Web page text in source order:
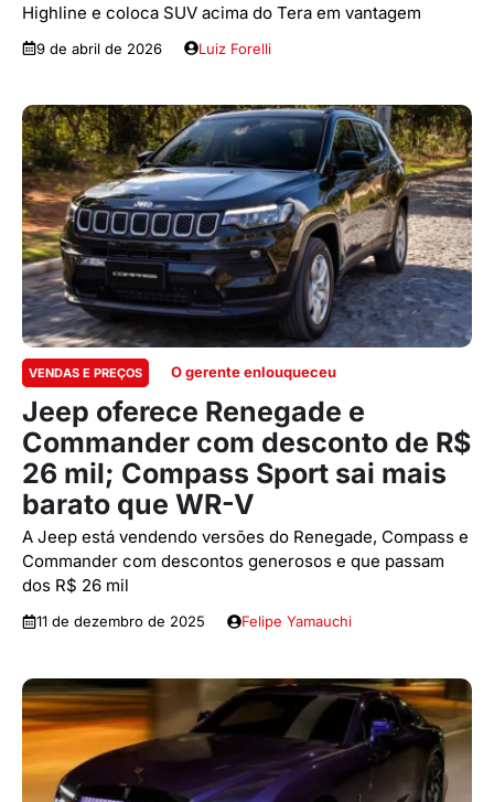
Highline e coloca SUV acima do Tera em vantagem
9 de abril de 2026 Luiz Forelli
VENDAS E PREÇOS O gerente enlouqueceu
Jeep oferece Renegade e
Commander com desconto de R$
26 mil; Compass Sport sai mais
barato que WR-V
A Jeep está vendendo versões do Renegade, Compass e
Commander com descontos generosos e que passam
dos R$ 26 mil
11 de dezembro de 2025 Felipe Yamauchi